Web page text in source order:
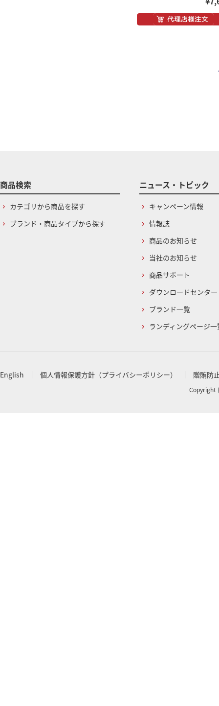
商品検索
カテゴリから商品を探す
ブランド・商品タイプから探す
ニュース・トピック
キャンペーン情報
情報誌
商品のお知らせ
当社のお知らせ
商品サポート
ダウンロードセンター
ブランド一覧
ランディングページ一
English 個人情報保護方針（プライバシーポリシー） 贈賄防
Copyright